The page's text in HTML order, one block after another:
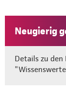
Neugierig
Details zu den